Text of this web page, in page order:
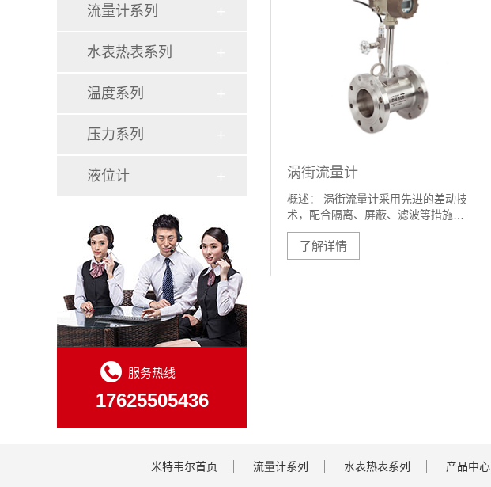
流量计系列
水表热表系列
温度系列
压力系列
液位计
服务热线
17625505436
涡街流量计
概述： 涡街流量计采用先进的差动技
术，配合隔离、屏蔽、滤波等措施…
了解详情
米特韦尔首页 流量计系列 水表热表系列 产品中心